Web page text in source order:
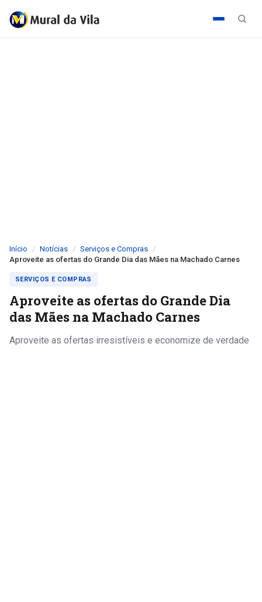
Início Notícias
Serviços e Compras
Aproveite as ofertas do Grande Dia das Mães na Machado Carnes
SERVIÇOS E COMPRAS
Aproveite as ofertas do Grande Dia
das Mães na Machado Carnes
Aproveite as ofertas irresistíveis e economize de verdade